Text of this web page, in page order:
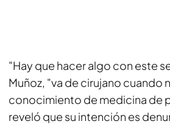
"Hay que hacer algo con este
Muñoz, "va de cirujano cuando
conocimiento de medicina de
reveló que su intención es